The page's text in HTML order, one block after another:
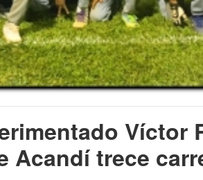
Víctor
Acandí trece